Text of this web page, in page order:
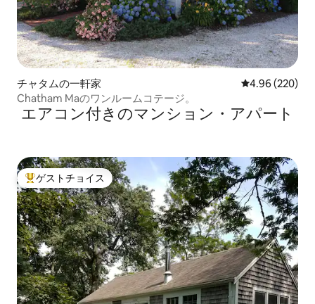
チャタムの一軒家 レビュー220
4.96 (220)
Chatham Maのワンルームコテージ。
エアコン付きのマンション・アパート
大好評のゲストチョイスです。
ゲストチョイス